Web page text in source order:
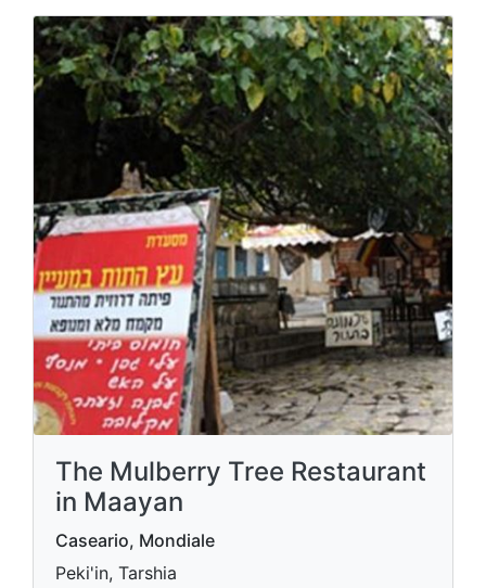
The Mulberry Tree Restaurant
in Maayan
Caseario, Mondiale
Peki'in, Tarshia